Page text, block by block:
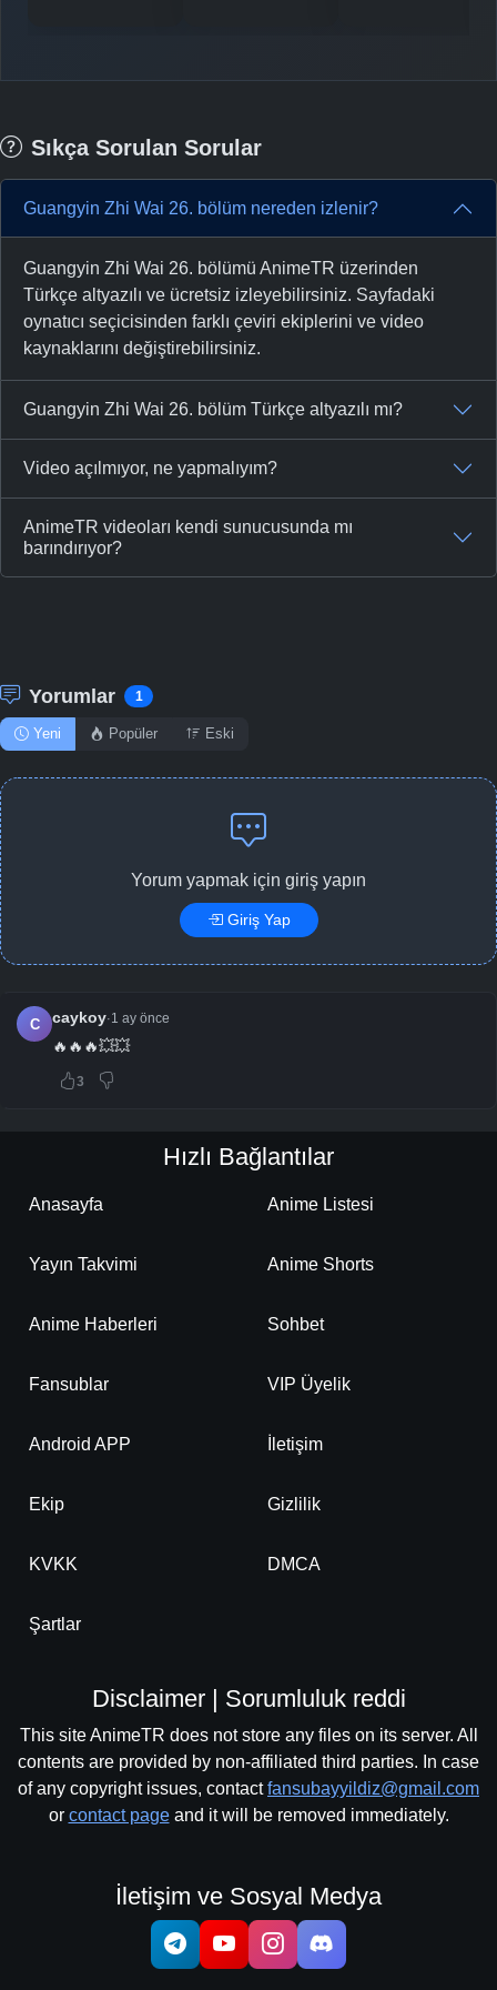
Sıkça Sorulan Sorular
Guangyin Zhi Wai 26. bölüm nereden izlenir?
Guangyin Zhi Wai 26. bölümü AnimeTR üzerinden
Türkçe altyazılı ve ücretsiz izleyebilirsiniz. Sayfadaki
oynatıcı seçicisinden farklı çeviri ekiplerini ve video
kaynaklarını değiştirebilirsiniz.
Guangyin Zhi Wai 26. bölüm Türkçe altyazılı mı?
Video açılmıyor, ne yapmalıyım?
AnimeTR videoları kendi sunucusunda mı
barındırıyor?
Yorumlar 1
Yeni Popüler Eski
Yorum yapmak için giriş yapın
Giriş Yap
C caykoy·1 ay önce
🔥🔥🔥💥💥
3
Hızlı Bağlantılar
Anasayfa Anime Listesi
Yayın Takvimi Anime Shorts
Anime Haberleri Sohbet
Fansublar VIP Üyelik
Android APP İletişim
Ekip Gizlilik
KVKK DMCA
Şartlar
Disclaimer | Sorumluluk reddi
This site AnimeTR does not store any files on its server. All
contents are provided by non-affiliated third parties. In case
of any copyright issues, contactfansubayyildiz@gmail.com
or contact pageand it will be removed immediately.
İletişim ve Sosyal Medya